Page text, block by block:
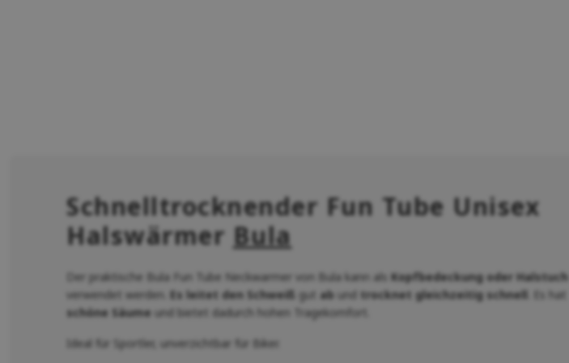
Schnelltrocknender Fun Tube Unisex
Halswärmer Bula
Der praktische Bula Fun Tube Neckwarmer von Bula kann als Kopfbedeckung oder Halstuch
verwendet werden.
Es leitet den Schweiß gut ab und trocknet gleichzeitig schnell
. Es hat
schöne Säume und bietet dadurch hohen Tragekomfort.
Ideal für Sportler, unverzichtbar für Biker.